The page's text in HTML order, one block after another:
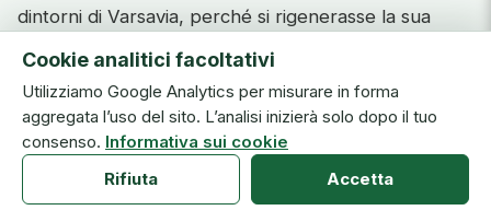
dintorni di Varsavia, perché si rigenerasse la sua
salute danneggiata dai digiuni abbastanza severi,
ed anche dalle forti emozioni spirituali legate tra
l'altro al cambiamento dello stile di vita. A Skolimów
Elena chiese a Gesù per chi dovesse pregare. In
risposta, in una visione del purgatorio conobbe che
Cookie analitici facoltativi
Utilizziamo Google Analytics per misurare in forma
aggregata l’uso del sito. L’analisi inizierà solo dopo il tuo
consenso. Informativa sui cookie
Rifiuta
Accetta